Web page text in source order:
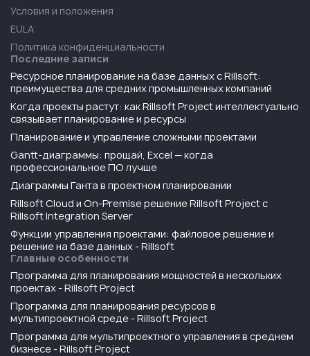
Условия и положения
EULA
Политика конфиденциальности
Последние записи
Ресурсное планирование на базе данных с Rillsoft:
преимущества для средних промышленных компаний
Когда проекты растут: как Rillsoft Project интеллектуально
связывает планирование и ресурсы
Планирование и управление сложными проектами
Gantt-диаграммы: прощай, Excel — когда
профессиональное ПО лучше
Диаграммы Ганта в проектном планировании
Rillsoft Cloud и On-Premise решение Rillsoft Project с
Rillsoft Integration Server
Функции управления проектами: файловое решение и
решение на базе данных - Rillsoft
Главные особенности
Программа для планирования мощностей в нескольких
проектах - Rillsoft Project
Программа для планирования ресурсов в
мультипроектной среде - Rillsoft Project
Программа для мультипроектного управления в среднем
бизнесе - Rillsoft Project